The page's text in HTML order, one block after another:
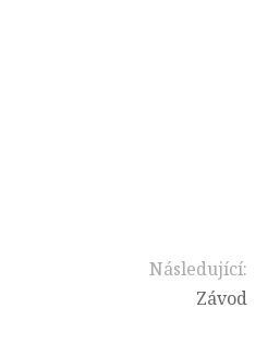
Následující:
Závod